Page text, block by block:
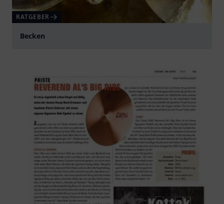
RATGEBER
Becken